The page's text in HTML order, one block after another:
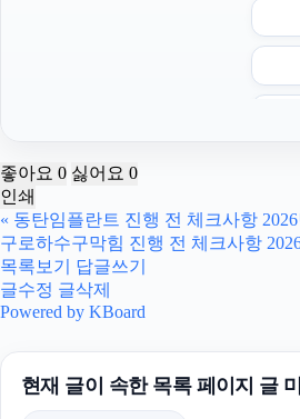
좋아요 0 싫어요 0
인쇄
« 동탄임플란트 진행 전 체크사항
구로하수구막힘 진행 전 체크사항
목록보기
답글쓰기
글수정 글삭제
Powered by KBoard
현재 글이 속한 목록 페이지 글